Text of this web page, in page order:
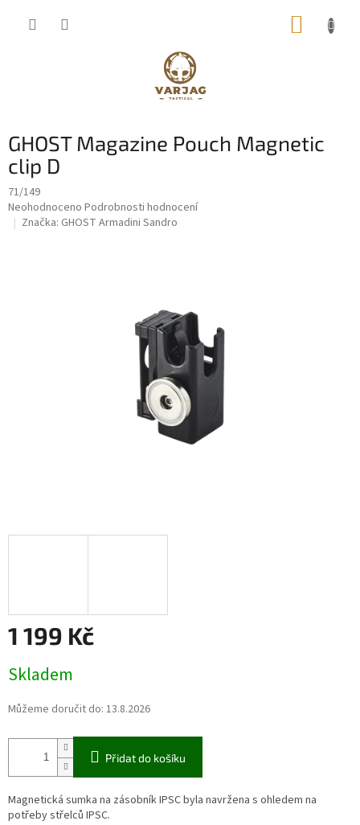
GHOST Magazine Pouch Magnetic
clip D
71/149
Průměrné
hodnocení
Neohodnoceno Podrobnosti hodnocení
Značka: GHOST Armadini Sandro
1 199 Kč
cena:
Skladem
Můžeme doručit do: 13.8.2026
Přidat do košíku
Magnetická sumka na zásobník IPSC byla navržena s ohledem na
potřeby střelců IPSC.